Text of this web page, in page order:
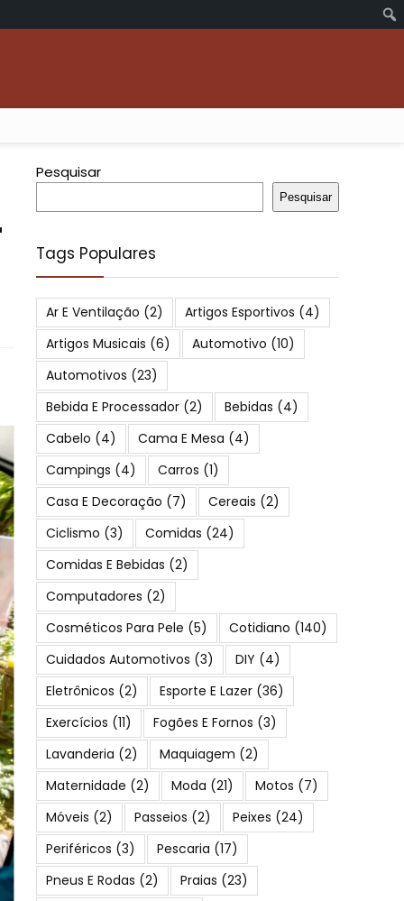
Pesquisar
Pesquisar
Tags Populares
Ar E Ventilação (2) Artigos Esportivos (4)
Artigos Musicais (6) Automotivo (10)
Automotivos (23)
Bebida E Processador (2) Bebidas (4)
Cabelo (4) Cama E Mesa (4)
Campings (4) Carros (1)
Casa E Decoração (7) Cereais (2)
Ciclismo (3) Comidas (24)
Comidas E Bebidas (2)
Computadores (2)
Cosméticos Para Pele (5) Cotidiano (140)
Cuidados Automotivos (3) DIY (4)
Eletrônicos (2) Esporte E Lazer (36)
Exercícios (11) Fogões E Fornos (3)
Lavanderia (2) Maquiagem (2)
Maternidade (2) Moda (21) Motos (7)
Móveis (2) Passeios (2) Peixes (24)
Periféricos (3) Pescaria (17)
Pneus E Rodas (2) Praias (23)